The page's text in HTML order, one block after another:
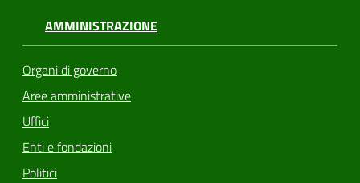
AMMINISTRAZIONE
Organi di governo
Aree amministrative
Uffici
Enti e fondazioni
Politici